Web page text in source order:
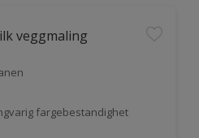
veggmaling
fargebestandighet